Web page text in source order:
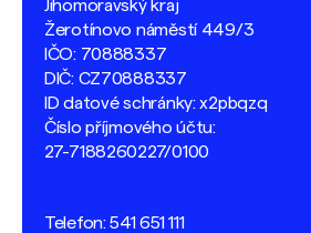
Jihomoravský kraj
Žerotínovo náměstí 449/3
IČO: 70888337
DIČ: CZ70888337
ID datové schránky: x2pbqzq
Číslo příjmového účtu:
27-7188260227/0100
Telefon:541 651 111